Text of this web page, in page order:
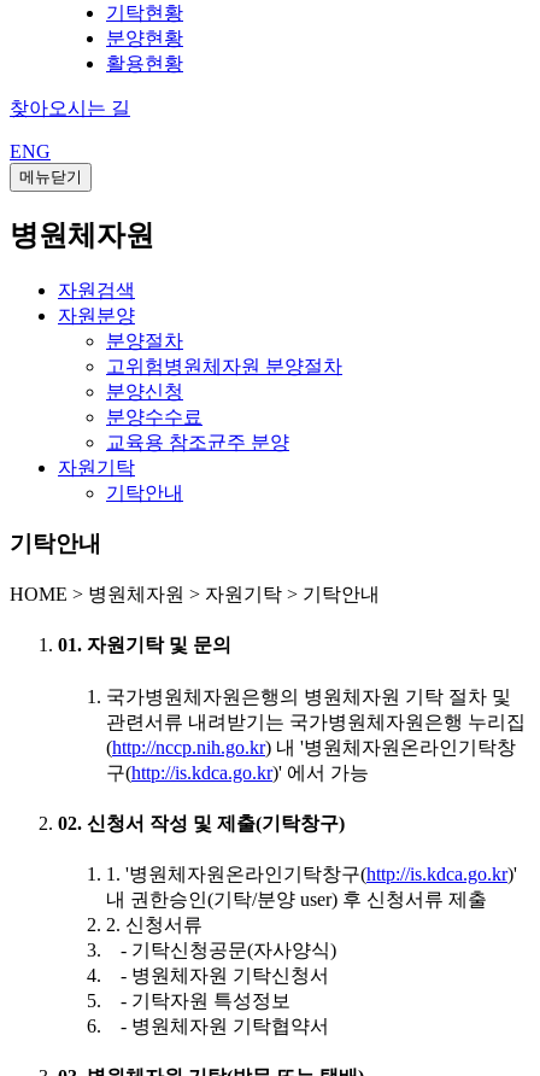
기탁현황
분양현황
활용현황
찾아오시는 길
ENG
메뉴닫기
병원체자원
자원검색
자원분양
분양절차
고위험병원체자원 분양절차
분양신청
분양수수료
교육용 참조균주 분양
자원기탁
기탁안내
기탁안내
HOME > 병원체자원 > 자원기탁 > 기탁안내
01. 자원기탁 및 문의
국가병원체자원은행의 병원체자원 기탁 절차 및
관련서류 내려받기는 국가병원체자원은행 누리집
(http://nccp.nih.go.kr) 내 '병원체자원온라인기탁창
구(http://is.kdca.go.kr)' 에서 가능
02. 신청서 작성 및 제출(기탁창구)
1. '병원체자원온라인기탁창구(http://is.kdca.go.kr)'
내 권한승인(기탁/분양 user) 후 신청서류 제출
2. 신청서류
- 기탁신청공문(자사양식)
- 병원체자원 기탁신청서
- 기탁자원 특성정보
- 병원체자원 기탁협약서